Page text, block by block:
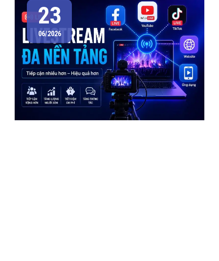
23
06/2026